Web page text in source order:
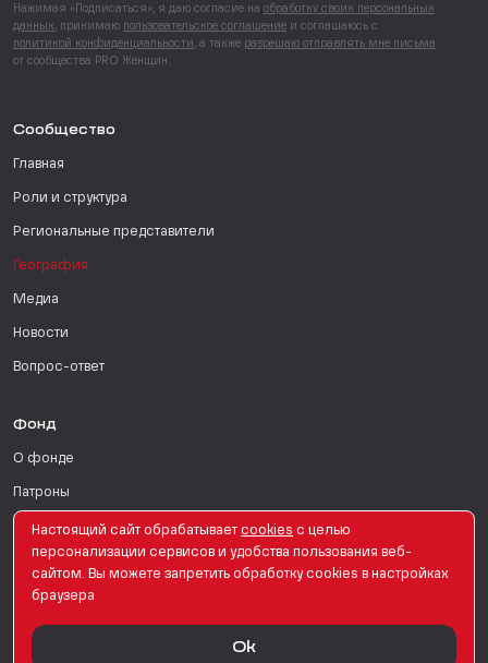
Нажимая «Подписаться», я даю согласие на обработку своих персональных
данных , принимаю пользовательское соглашение и соглашаюсь с
политикой конфиденциальности , а также разрешаю отправлять мне письма
от сообщества PRO Женщин.
Сообщество
Главная
Роли и структура
Региональные представители
География
Медиа
Новости
Вопрос-ответ
Фонд
О фонде
Патроны
Поддержать
Для СМИ
© PRO Женщин. Все права защищены. 2026
Настоящий сайт обрабатывает сookies с целью
персонализации сервисов и удобства пользования веб-
сайтом. Вы можете запретить обработку сookies в настройках
браузера
Ok